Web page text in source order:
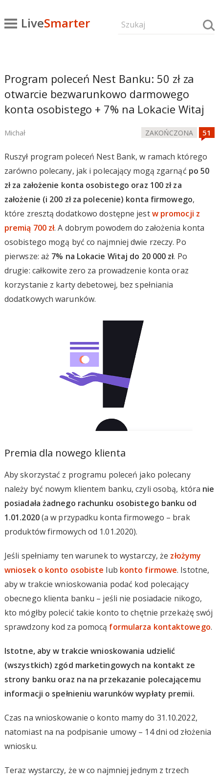
LiveSmarter
Program poleceń Nest Banku: 50 zł za
otwarcie bezwarunkowo darmowego
konta osobistego + 7% na Lokacie Witaj
Michał ZAKOŃCZONA
Ruszył program poleceń Nest Bank, w ramach którego
zarówno polecany, jak i polecający mogą zgarnąć po 50
zł za założenie konta osobistego oraz 100 zł za
założenie (i 200 zł za polecenie) konta firmowego,
które zresztą dodatkowo dostępne jestw promocji z
premią 700 zł. A dobrym powodem do założenia konta
osobistego mogą być co najmniej dwie rzeczy. Po
pierwsze: aż 7% na Lokacie Witaj do 20 000 zł. Po
drugie: całkowite zero za prowadzenie konta oraz
korzystanie z karty debetowej, bez spełniania
dodatkowych warunków.
Premia dla nowego klienta
Aby skorzystać z programu poleceń jako polecany
należy być nowym klientem banku, czyli osobą, która nie
posiadała żadnego rachunku osobistego banku od
1.01.2020(a w przypadku konta firmowego – brak
produktów firmowych od 1.01.2020).
Jeśli spełniamy ten warunek to wystarczy, że złożymy
wniosek o konto osobiste lub konto firmowe. Istotne,
aby w trakcie wnioskowania podać kod polecający
obecnego klienta banku – jeśli nie posiadacie nikogo,
kto mógłby polecić takie konto to chętnie przekażę swój
sprawdzony kod za pomocą formularza kontaktowego.
Istotne, aby w trakcie wnioskowania udzielić
(wszystkich) zgód marketingowych na kontakt ze
strony banku oraz na na przekazanie polecającemu
informacji o spełnieniu warunków wypłaty premii.
Czas na wnioskowanie o konto mamy do 31.10.2022,
natomiast na na podpisanie umowy – 14 dni od złożenia
wniosku.
Teraz wystarczy, że w co najmniej jednym z trzech